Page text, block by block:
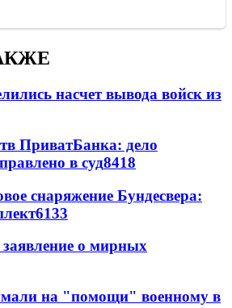
насчет вывода войск из
ПриватБанка: дело
в суд8418
снаряжение Бундесвера:
6133
заявление о мирных
на "помощи" военному в